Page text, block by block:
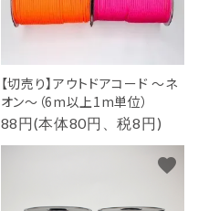
【切売り】アウトドアコード ～ネ
オン～（6m以上1m単位）
88円(本体80円、税8円)
favorite